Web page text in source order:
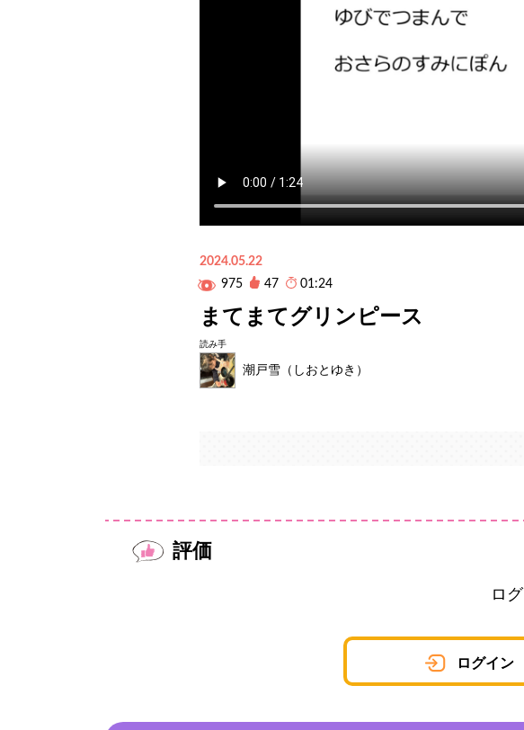
2024.05.22
975
47 01:24
まてまてグリンピース
読み手
潮戸雪（しおとゆき）
評価
ロ
ログイン